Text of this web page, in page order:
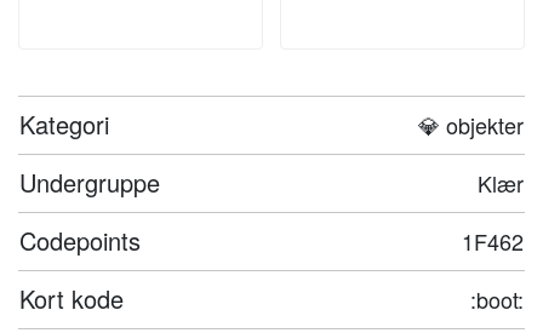
Kategori 💎 objekter
Undergruppe Klær
Codepoints 1F462
Kort kode :boot: